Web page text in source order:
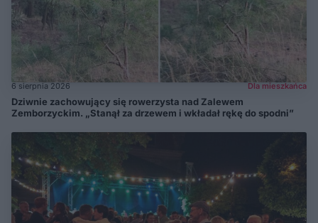
6 sierpnia 2026 Dla mieszkańca
Dziwnie zachowujący się rowerzysta nad Zalewem
Zemborzyckim. „Stanął za drzewem i wkładał rękę do spodni”